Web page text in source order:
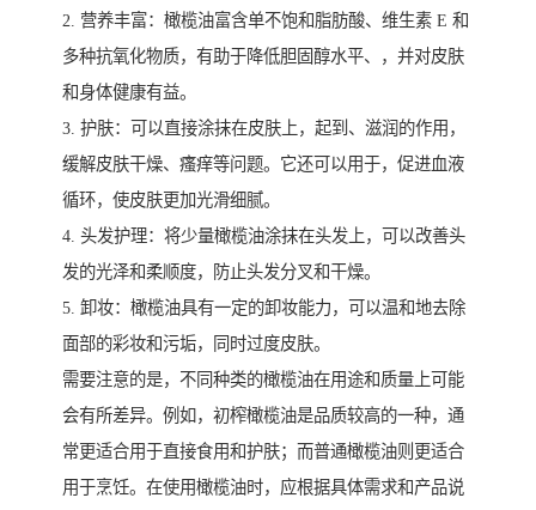
2. 营养丰富：橄榄油富含单不饱和脂肪酸、维生素 E 和
多种抗氧化物质，有助于降低胆固醇水平、，并对皮肤
和身体健康有益。
3. 护肤：可以直接涂抹在皮肤上，起到、滋润的作用，
缓解皮肤干燥、瘙痒等问题。它还可以用于，促进血液
循环，使皮肤更加光滑细腻。
4. 头发护理：将少量橄榄油涂抹在头发上，可以改善头
发的光泽和柔顺度，防止头发分叉和干燥。
5. 卸妆：橄榄油具有一定的卸妆能力，可以温和地去除
面部的彩妆和污垢，同时过度皮肤。
需要注意的是，不同种类的橄榄油在用途和质量上可能
会有所差异。例如，初榨橄榄油是品质较高的一种，通
常更适合用于直接食用和护肤；而普通橄榄油则更适合
用于烹饪。在使用橄榄油时，应根据具体需求和产品说